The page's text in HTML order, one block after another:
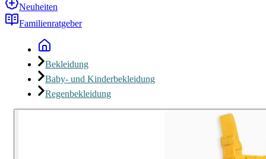
Neuheiten
Familienratgeber
Bekleidung
Baby- und Kinderbekleidung
Regenbekleidung